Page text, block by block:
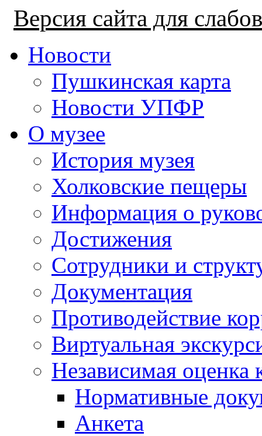
Версия сайта для
Новости
Пушкинская карта
Новости УПФР
О музее
История музея
Холковские пещеры
Информация о
Достижения
Сотрудники и
Документация
Противодействие
Виртуальная
Независимая оценка
Нормативные
Анкета